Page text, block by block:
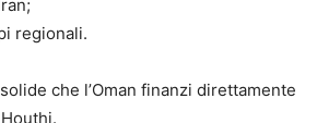
regionali.
che l’Oman finanzi direttamente